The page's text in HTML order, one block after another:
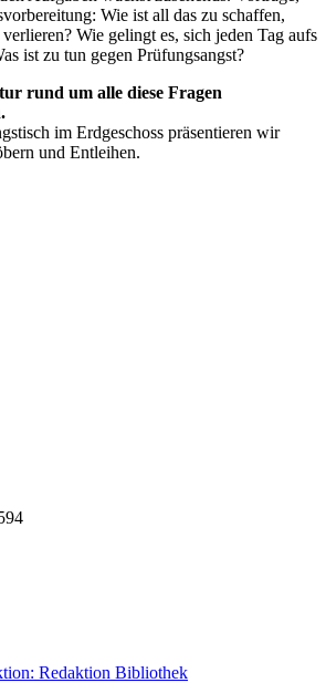
Wie ist all das zu schaffen,
Wie gelingt es, sich jeden Tag aufs
ist zu tun gegen Prüfungsangst?
rund um alle diese Fragen
im Erdgeschoss präsentieren wir
und Entleihen.
Redaktion Bibliothek